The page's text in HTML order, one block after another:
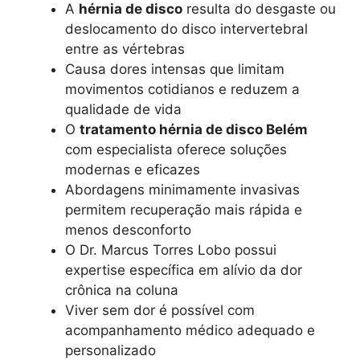
A hérnia de disco resulta do desgaste ou
deslocamento do disco intervertebral
entre as vértebras
Causa dores intensas que limitam
movimentos cotidianos e reduzem a
qualidade de vida
O tratamento hérnia de disco Belém
com especialista oferece soluções
modernas e eficazes
Abordagens minimamente invasivas
permitem recuperação mais rápida e
menos desconforto
O Dr. Marcus Torres Lobo possui
expertise específica em alívio da dor
crônica na coluna
Viver sem dor é possível com
acompanhamento médico adequado e
personalizado